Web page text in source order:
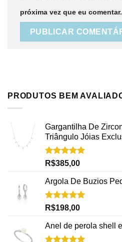
próxima vez que eu comentar.
PRODUTOS BEM
Gargantilha De
Triângulo Jóias
Avaliação
R$385,00
Argola De Buzios
Avaliação
R$198,00
Anel de perola shell